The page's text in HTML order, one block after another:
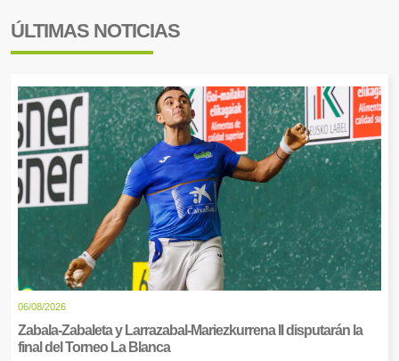
ÚLTIMAS NOTICIAS
06/08/2026
Zabala-Zabaleta y Larrazabal-Mariezkurrena II disputarán la
final del Torneo La Blanca